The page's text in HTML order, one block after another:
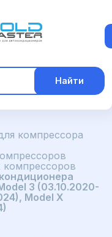
Найти
компрессора
компрессоров
3 (03.10.2020-
Model X